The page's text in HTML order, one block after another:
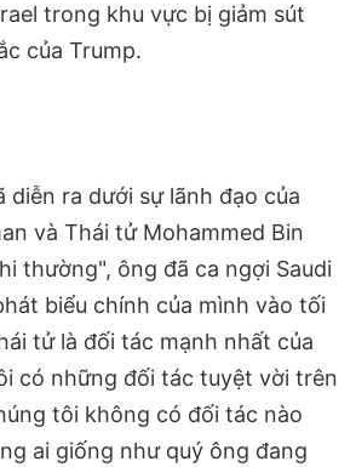
trong khu vực bị giảm sút
của Trump.
diễn ra dưới sự lãnh đạo của
và Thái tử Mohammed Bin
thường", ông đã ca ngợi Saudi
biểu chính của mình vào tối
tử là đối tác mạnh nhất của
có những đối tác tuyệt vời trên
tôi không có đối tác nào
ai giống như quý ông đang